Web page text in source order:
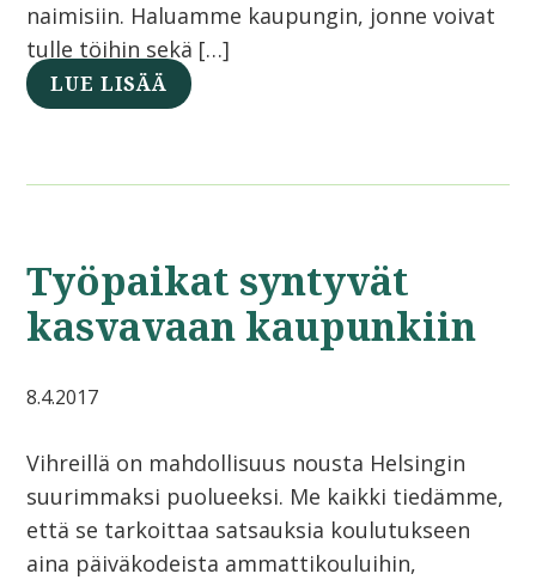
naimisiin. Haluamme kaupungin, jonne voivat
tulle töihin sekä […]
LUE LISÄÄ
Työpaikat syntyvät
kasvavaan kaupunkiin
8.4.2017
Vihreillä on mahdollisuus nousta Helsingin
suurimmaksi puolueeksi. Me kaikki tiedämme,
että se tarkoittaa satsauksia koulutukseen
aina päiväkodeista ammattikouluihin,